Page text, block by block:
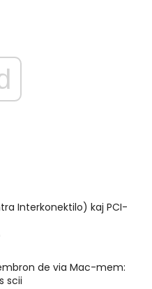
Interkonektilo) kaj PCI-
de via Mac-mem:
scii